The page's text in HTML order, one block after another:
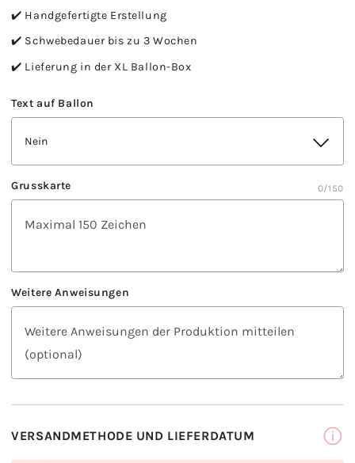
✔️ Handgefertigte Erstellung
✔️ Schwebedauer bis zu 3 Wochen
✔️ Lieferung in der XL Ballon-Box